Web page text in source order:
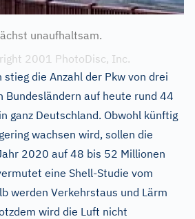
unaufhaltsam.
2001 PhotoDisc, Inc.
die Anzahl der Pkw von drei
Bundesländern auf heute rund 44
ganz Deutschland. Obwohl künftig
wachsen wird, sollen die
2020 auf 48 bis 52 Millionen
eine Shell-Studie vom
werden Verkehrstaus und Lärm
wird die Luft nicht